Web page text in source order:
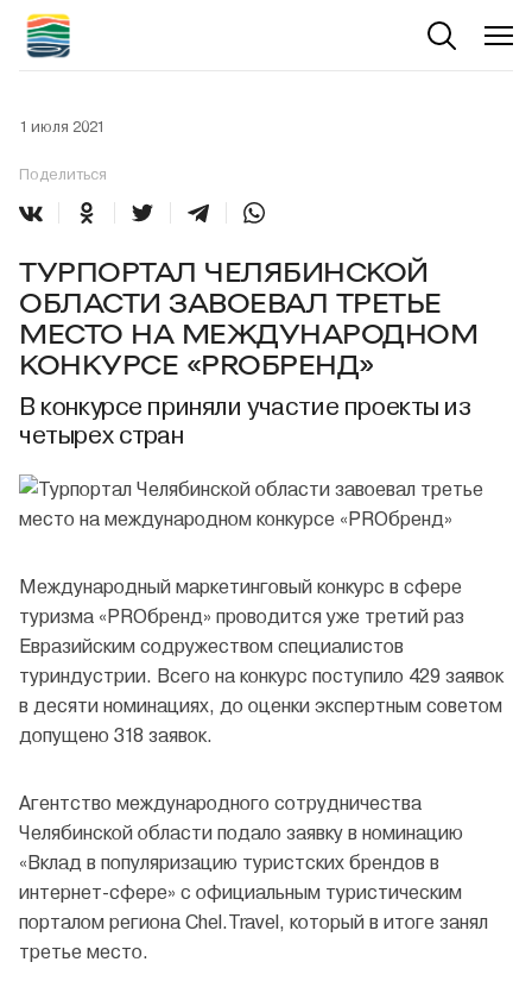
1 июля 2021
Поделиться
ТУРПОРТАЛ ЧЕЛЯБИНСКОЙ
ОБЛАСТИ ЗАВОЕВАЛ ТРЕТЬЕ
МЕСТО НА МЕЖДУНАРОДНОМ
КОНКУРСЕ «PROБРЕНД»
В конкурсе приняли участие проекты из
четырех стран
Международный маркетинговый конкурс в сфере
туризма «PROбренд» проводится уже третий раз
Евразийским содружеством специалистов
туриндустрии. Всего на конкурс поступило 429 заявок
в десяти номинациях, до оценки экспертным советом
допущено 318 заявок.
Агентство международного сотрудничества
Челябинской области подало заявку в номинацию
«Вклад в популяризацию туристских брендов в
интернет-сфере» с официальным туристическим
порталом региона Chel.Travel, который в итоге занял
третье место.